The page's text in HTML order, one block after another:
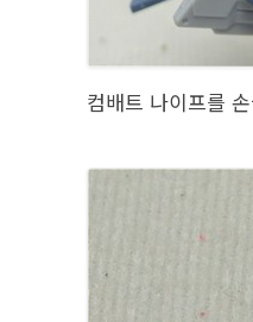
컴배트 나이프를